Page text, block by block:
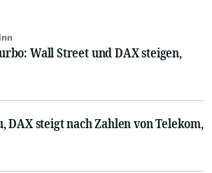
Wall Street und DAX steigen,
DAX steigt nach Zahlen von Telekom,